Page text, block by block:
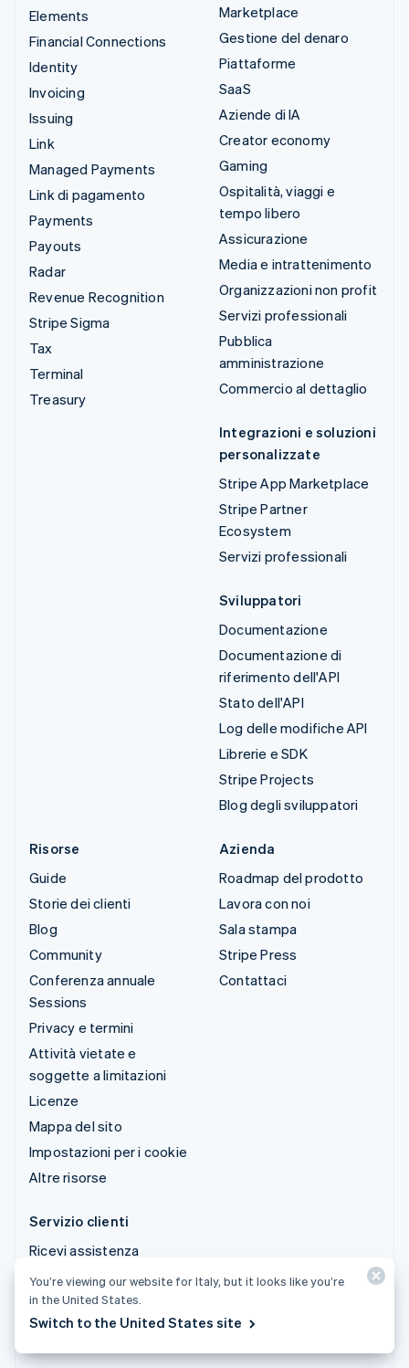
Elements
Financial Connections
Identity
Invoicing
Issuing
Link
Managed Payments
Link di pagamento
Payments
Payouts
Radar
Revenue Recognition
Stripe Sigma
Tax
Terminal
Treasury
Marketplace
Gestione del denaro
Piattaforme
SaaS
Aziende di IA
Creator economy
Gaming
Ospitalità, viaggi e
tempo libero
Assicurazione
Media e intrattenimento
Organizzazioni non profit
Servizi professionali
Pubblica
amministrazione
Commercio al dettaglio
Integrazioni e soluzioni
personalizzate
Stripe App Marketplace
Stripe Partner
Ecosystem
Servizi professionali
Sviluppatori
Documentazione
Documentazione di
riferimento dell'API
Stato dell'API
Log delle modifiche API
Librerie e SDK
Stripe Projects
Blog degli sviluppatori
Risorse
Guide
Storie dei clienti
Blog
Community
Conferenza annuale
Sessions
Privacy e termini
Attività vietate e
soggette a limitazioni
Licenze
Mappa del sito
Impostazioni per i cookie
Altre risorse
Azienda
Roadmap del prodotto
Lavora con noi
Sala stampa
Stripe Press
Contattaci
Servizio clienti
Ricevi assistenza
Piani di assistenza
gestita
You’re viewing our website for Italy, but it looks like you’re
in the United States.
Switch to the United States site